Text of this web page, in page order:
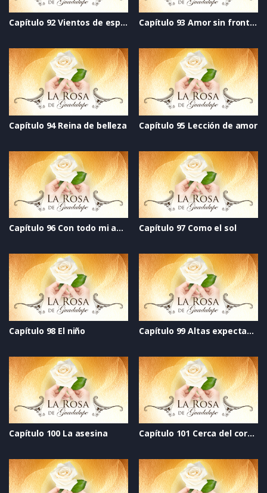
Capítulo 92 Vientos de esperanza Capítulo 93 Amor sin fronteras
Capítulo 94 Reina de belleza Capítulo 95 Lección de amor
Capítulo 96 Con todo mi amor Capítulo 97 Como el sol
Capítulo 98 El niño Capítulo 99 Altas expectativas
Capítulo 100 La asesina Capítulo 101 Cerca del corazón